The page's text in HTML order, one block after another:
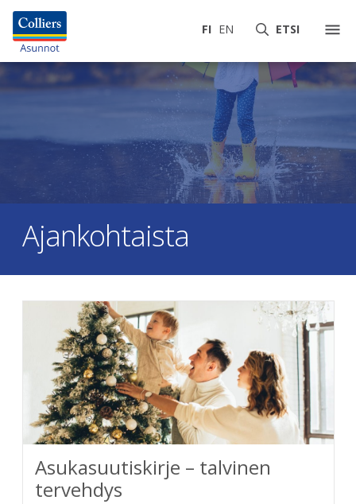
FI EN ETSI
Ajankohtaista
Asukasuutiskirje – talvinen
tervehdys